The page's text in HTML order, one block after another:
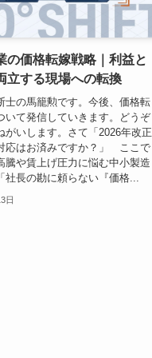
の価格転嫁戦略｜利益と
立する現場への転換
士の馬籠勲です。今後、価格転
いて発信していきます。どうぞ
がいします。さて「2026年改正
応はお済みですか？」 ここで
騰や賃上げ圧力に悩む中小製造
社長の勘に頼らない『価格...
日